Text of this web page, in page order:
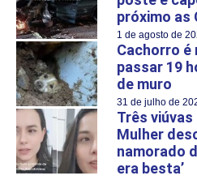
próximo as
1 de agosto de
Cachorro
passar 19
de muro
31 de julho de
Três
Mulher
namorado
era besta’